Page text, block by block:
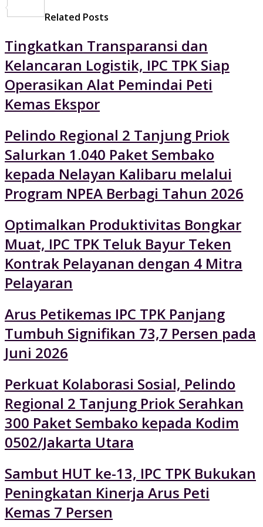
Related Posts
Tingkatkan Transparansi dan
Kelancaran Logistik, IPC TPK Siap
Operasikan Alat Pemindai Peti
Kemas Ekspor
Pelindo Regional 2 Tanjung Priok
Salurkan 1.040 Paket Sembako
kepada Nelayan Kalibaru melalui
Program NPEA Berbagi Tahun 2026
Optimalkan Produktivitas Bongkar
Muat, IPC TPK Teluk Bayur Teken
Kontrak Pelayanan dengan 4 Mitra
Pelayaran
Arus Petikemas IPC TPK Panjang
Tumbuh Signifikan 73,7 Persen pada
Juni 2026
Perkuat Kolaborasi Sosial, Pelindo
Regional 2 Tanjung Priok Serahkan
300 Paket Sembako kepada Kodim
0502/Jakarta Utara
Sambut HUT ke-13, IPC TPK Bukukan
Peningkatan Kinerja Arus Peti
Kemas 7 Persen